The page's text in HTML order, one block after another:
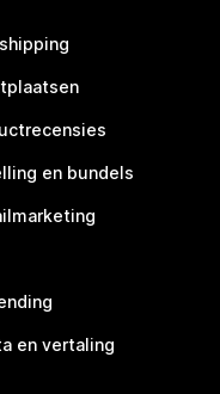
en bundels
en vertaling